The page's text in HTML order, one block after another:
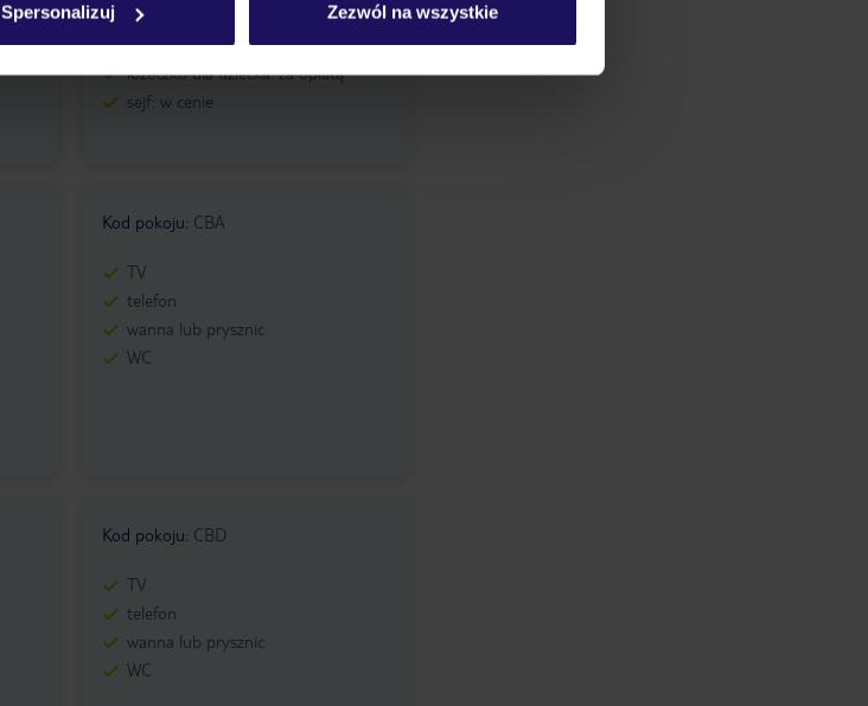
Spersonalizuj Zezwól na wszystkie
WC
dostawka
łóżeczko dla dziecka: za opłatą
sejf: w cenie
Kod pokoju: CBA
TV
telefon
wanna lub prysznic
WC
Kod pokoju: CBD
TV
telefon
wanna lub prysznic
WC